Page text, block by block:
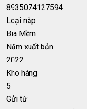
8935074127594
Loại nắp
Bìa Mềm
Năm xuất bản
2022
Kho hàng
5
Gửi từ